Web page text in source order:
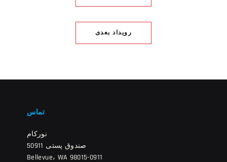
رویداد بعدی
تماس
نورکام
صندوق پستی 50911
Bellevue، WA 98015-0911